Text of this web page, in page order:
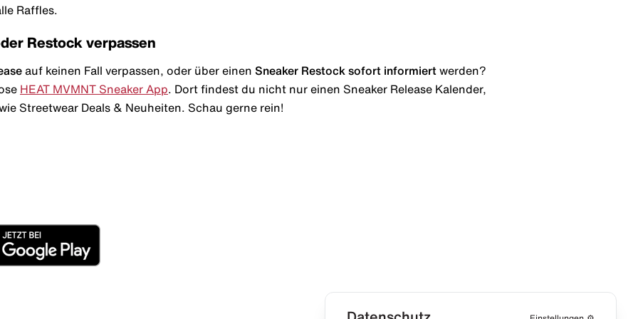
Raffles.
Restock verpassen
auf keinen Fall verpassen, oder über einen Sneaker Restock sofort informiert werden?
HEAT MVMNT Sneaker App . Dort findest du nicht nur einen Sneaker Release Kalender,
Streetwear Deals & Neuheiten. Schau gerne rein!